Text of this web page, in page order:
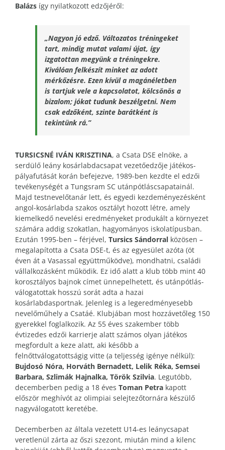
Balázs így nyilatkozott edzőjéről:
„Nagyon jó edző. Változatos tréningeket
tart, mindig mutat valami újat, így
izgatottan megyünk a tréningekre.
Kiválóan felkészít minket az adott
mérkőzésre. Ezen kívül a magánéletben
is tartjuk vele a kapcsolatot, kölcsönös a
bizalom; jókat tudunk beszélgetni. Nem
csak edzőként, szinte barátként is
tekintünk rá.”
TURSICSNÉ IVÁN KRISZTINA, a Csata DSE elnöke, a
serdülő leány kosárlabdacsapat vezetőedzője játékos-
pályafutását korán befejezve, 1989-ben kezdte el edzői
tevékenységét a Tungsram SC utánpótláscsapatainál.
Majd testnevelőtanár lett, és egyedi kezdeményezésként
angol-kosárlabda szakos osztályt hozott létre, amely
kiemelkedő nevelési eredményeket produkált a környezet
számára addig szokatlan, hagyományos iskolatípusban.
Ezután 1995-ben – férjével, Tursics Sándorral közösen –
megalapította a Csata DSE-t, és az egyesület azóta (öt
éven át a Vasassal együttműködve), mondhatni, családi
vállalkozásként működik. Ez idő alatt a klub több mint 40
korosztályos bajnok címet ünnepelhetett, és utánpótlás-
válogatottak hosszú sorát adta a hazai
kosárlabdasportnak. Jelenleg is a legeredményesebb
nevelőműhely a Csatáé. Klubjában most hozzávetőleg 150
gyerekkel foglalkozik. Az 55 éves szakember több
évtizedes edzői karrierje alatt számos olyan játékos
megfordult a keze alatt, aki később a
felnőttválogatottságig vitte (a teljesség igénye nélkül):
Bujdosó Nóra, Horváth Bernadett, Lelik Réka, Semsei
Barbara, Szlimák Hajnalka, Török Szilvia. Legutóbb,
decemberben pedig a 18 éves Toman Petra kapott
először meghívót az olimpiai selejtezőtornára készülő
nagyválogatott keretébe.
Decemberben az általa vezetett U14-es leánycsapat
veretlenül zárta az őszi szezont, miután mind a kilenc